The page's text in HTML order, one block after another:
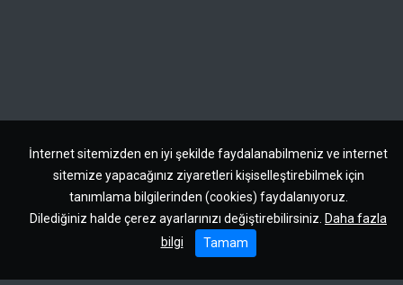
İnternet sitemizden en iyi şekilde faydalanabilmeniz ve internet
sitemize yapacağınız ziyaretleri kişiselleştirebilmek için
tanımlama bilgilerinden (cookies) faydalanıyoruz.
Dilediğiniz halde çerez ayarlarınızı değiştirebilirsiniz. Daha fazla
bilgi
Tamam